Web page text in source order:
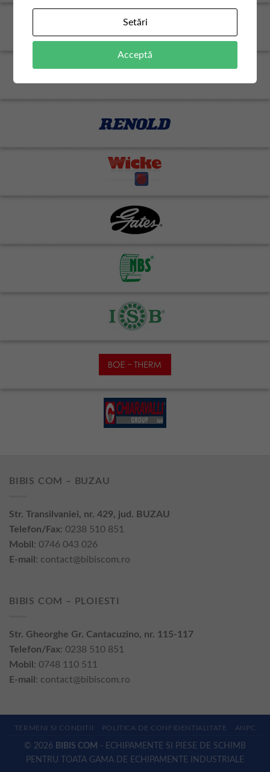
BIBIS COM – BUZAU
Str. Transilvaniei, nr. 429, jud. BUZAU
Telefon/Fax: 0238 510 851
Mobil: 0746 043 026
E-mail: contact@bibiscom.ro
BIBIS COM – PLOIESTI
Str. Gheorghe Gr. Cantacuzino, nr. 115-117
Telefon/Fax: 0238 510 851
Mobil : 0748 110 511
E-mail : contact@bibiscom.ro
TERMENI SI CONDITII POLITICA DE CONFIDENTIALITATE ANPC
© 2026 BIBIS COM - ECHIPAMENTE SI PIESE DE SCHIMB
PENTRU TOATA GAMA DE ECHIPAMENTE INDUSTRIALE
Setări
Acceptă